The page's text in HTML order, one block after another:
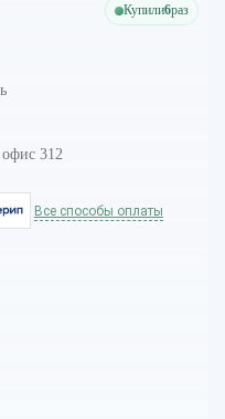
Купили6раз
312
Все способы оплаты